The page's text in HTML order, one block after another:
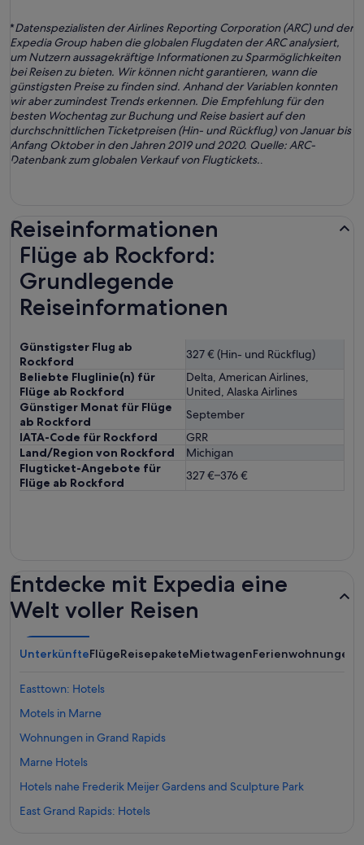
*Datenspezialisten der Airlines Reporting Corporation (ARC) und der
Expedia Group haben die globalen Flugdaten der ARC analysiert,
um Nutzern aussagekräftige Informationen zu Sparmöglichkeiten
bei Reisen zu bieten. Wir können nicht garantieren, wann die
günstigsten Preise zu finden sind. Anhand der Variablen konnten
wir aber zumindest Trends erkennen. Die Empfehlung für den
besten Wochentag zur Buchung und Reise basiert auf den
durchschnittlichen Ticketpreisen (Hin- und Rückflug) von Januar bis
Anfang Oktober in den Jahren 2019 und 2020. Quelle: ARC-
Datenbank zum globalen Verkauf von Flugtickets..
Reiseinformationen
Flüge ab Rockford:
Grundlegende
Reiseinformationen
Günstigster Flug ab
Rockford
327 € (Hin- und Rückflug)
Beliebte Fluglinie(n) für
Flüge ab Rockford
Delta, American Airlines,
United, Alaska Airlines
Günstiger Monat für Flüge
ab Rockford
September
IATA-Code für Rockford
GRR
Land/Region von Rockford
Michigan
Flugticket-Angebote für
Flüge ab Rockford
327 €–376 €
Entdecke mit Expedia eine
Welt voller Reisen
UnterkünfteFlügeReisepaketeMietwagenFerienwohnungen
Easttown: Hotels
Motels in Marne
Wohnungen in Grand Rapids
Marne Hotels
Hotels nahe Frederik Meijer Gardens and Sculpture Park
East Grand Rapids: Hotels